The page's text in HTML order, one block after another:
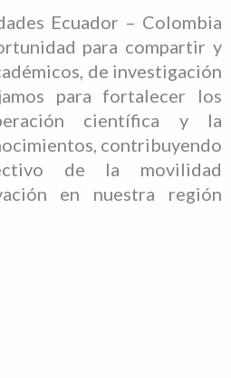
Ecuador – Colombia
para compartir y
de investigación
para fortalecer los
científica y la
contribuyendo
de la movilidad
en nuestra región